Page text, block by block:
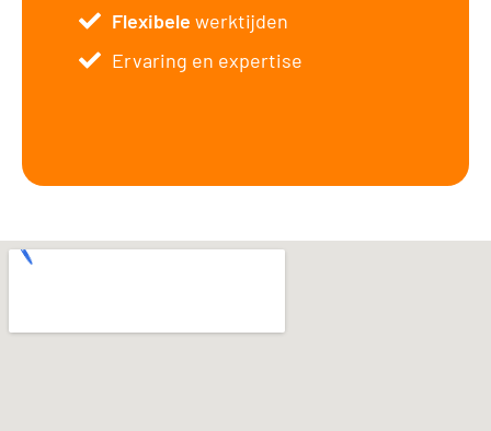
Flexibele werktijden
Ervaring en expertise